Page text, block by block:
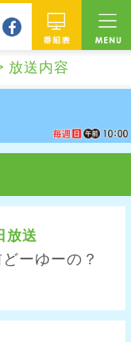
twitterfacebook
放送内容
放送
ーゆーの？